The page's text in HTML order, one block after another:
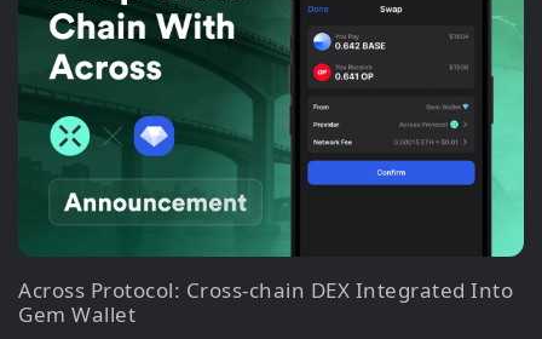
Across Protocol: Cross-chain DEX Integrated Into
Gem Wallet